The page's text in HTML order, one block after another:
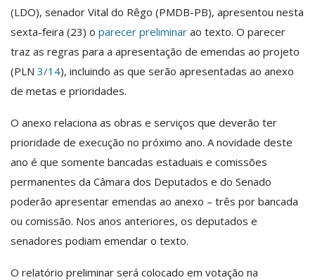
(LDO), senador Vital do Rêgo (PMDB-PB), apresentou nesta
sexta-feira (23) o parecer preliminar ao texto. O parecer
traz as regras para a apresentação de emendas ao projeto
(PLN 3/14), incluindo as que serão apresentadas ao anexo
de metas e prioridades.
O anexo relaciona as obras e serviços que deverão ter
prioridade de execução no próximo ano. A novidade deste
ano é que somente bancadas estaduais e comissões
permanentes da Câmara dos Deputados e do Senado
poderão apresentar emendas ao anexo – três por bancada
ou comissão. Nos anos anteriores, os deputados e
senadores podiam emendar o texto.
O relatório preliminar será colocado em votação na